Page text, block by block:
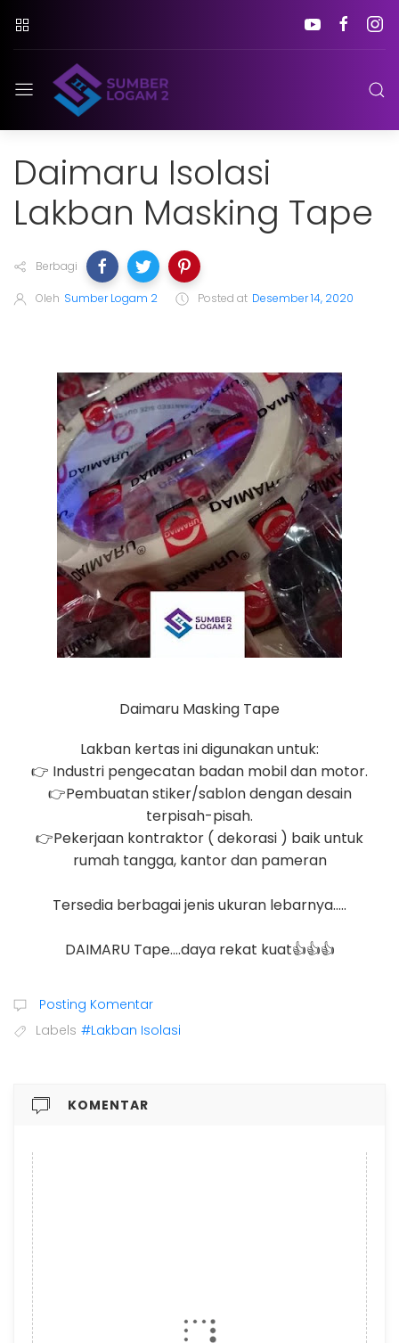
Daimaru Isolasi
Lakban Masking Tape
Berbagi
Oleh Sumber Logam 2 Posted at Desember 14, 2020
Daimaru Masking Tape
Lakban kertas ini digunakan untuk:
👉 Industri pengecatan badan mobil dan motor.
👉Pembuatan stiker/sablon dengan desain
terpisah-pisah.
👉Pekerjaan kontraktor ( dekorasi ) baik untuk
rumah tangga, kantor dan pameran
Tersedia berbagai jenis ukuran lebarnya.....
DAIMARU Tape....daya rekat kuat👍👍👍
Posting Komentar
Labels #Lakban Isolasi
KOMENTAR